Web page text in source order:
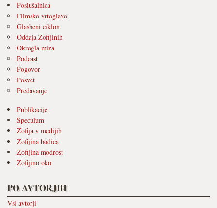
Poslušalnica
Filmsko vrtoglavo
Glasbeni ciklon
Oddaja Zofijinih
Okrogla miza
Podcast
Pogovor
Posvet
Predavanje
Publikacije
Speculum
Zofija v medijih
Zofijina bodica
Zofijina modrost
Zofijino oko
PO AVTORJIH
Vsi avtorji